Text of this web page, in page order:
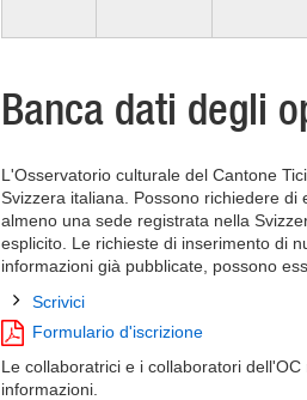
Banca dati degli
L'Osservatorio culturale del Cantone
Svizzera italiana. Possono richiedere
almeno una sede registrata nella
esplicito. Le richieste di inserimento di
informazioni già pubblicate, possono
Scrivici
Formulario d'iscrizione
Le collaboratrici e i collaboratori
informazioni.